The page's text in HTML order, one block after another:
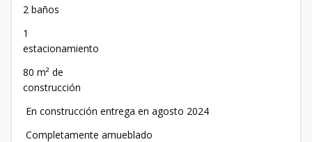
2 baños
1
estacionamiento
80 m² de
construcción
En construcción entrega en agosto 2024
Completamente amueblado